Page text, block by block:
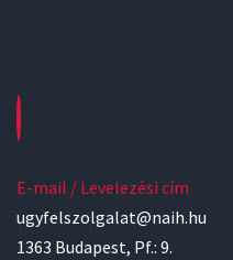
E-mail / Levelezési cím
ugyfelszolgalat@naih.hu
1363 Budapest, Pf.: 9.